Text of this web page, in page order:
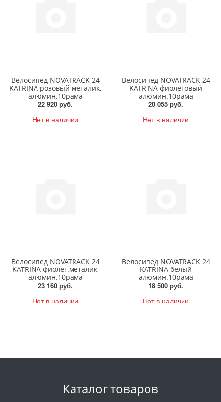
Велосипед NOVATRACK 24
KATRINA розовый металик,
алюмин.10рама
22 920 руб.
Нет в наличии
Велосипед NOVATRACK 24
KATRINA фиолетовый
алюмин.10рама
20 055 руб.
Нет в наличии
Велосипед NOVATRACK 24
KATRINA фиолет.металик,
алюмин.10рама
23 160 руб.
Нет в наличии
Велосипед NOVATRACK 24
KATRINA белый
алюмин.10рама
18 500 руб.
Нет в наличии
Каталог товаров